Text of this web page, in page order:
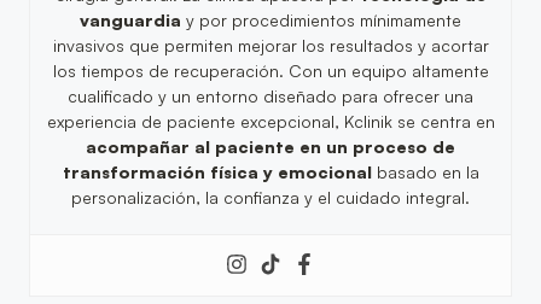
vanguardia y por procedimientos mínimamente
invasivos que permiten mejorar los resultados y acortar
los tiempos de recuperación. Con un equipo altamente
cualificado y un entorno diseñado para ofrecer una
experiencia de paciente excepcional, Kclinik se centra en
acompañar al paciente en un proceso de
transformación física y emocionalbasado en la
personalización, la confianza y el cuidado integral.